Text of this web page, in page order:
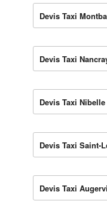
Devis Taxi
Devis Taxi
Devis Taxi Nibelle
Devis Taxi Saint-
Devis Taxi